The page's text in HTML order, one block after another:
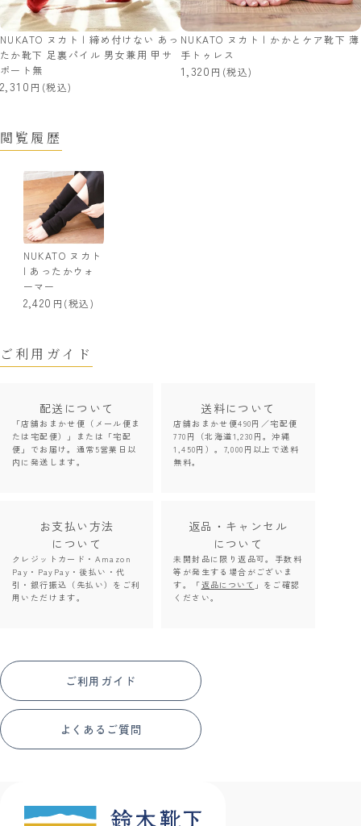
NUKATO ヌカト | 締め付けない あっ
たか靴下 足裏パイル 男女兼用 甲サ
ポート無
2,310 (税込)
NUKATO ヌカト | かかとケア靴下 薄
手トゥレス
1,320 (税込)
閲覧履歴
NUKATO ヌカト
| あったかウォ
ーマー
2,420 (税込)
ご利用ガイド
配送について
「店舗おまかせ便（メール便ま
たは宅配便）」または「宅配
便」でお届け。通常5営業日以
内に発送します。
送料について
店舗おまかせ便490円／宅配便
770円（北海道1,230円。沖縄
1,450円）。7,000円以上で送料
無料。
お支払い方法
について
クレジットカード・Amazon
Pay・PayPay・後払い・代
引・銀行振込（先払い）をご利
用いただけます。
返品・キャンセル
について
未開封品に限り返品可。手数料
等が発生する場合がございま
す。「返品について 」をご確認
ください。
ご利用ガイド
よくあるご質問